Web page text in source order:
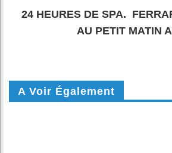
24 HEURES DE SPA.
AU PETIT MATIN
A Voir Également